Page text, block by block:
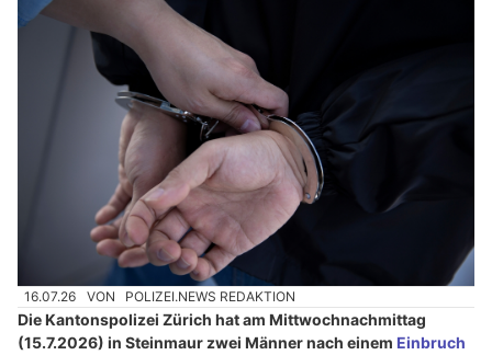
16.07.26 VON POLIZEI.NEWS REDAKTION
Die Kantonspolizei Zürich hat am Mittwochnachmittag
(15.7.2026) in Steinmaur zwei Männer nach einem Einbruch